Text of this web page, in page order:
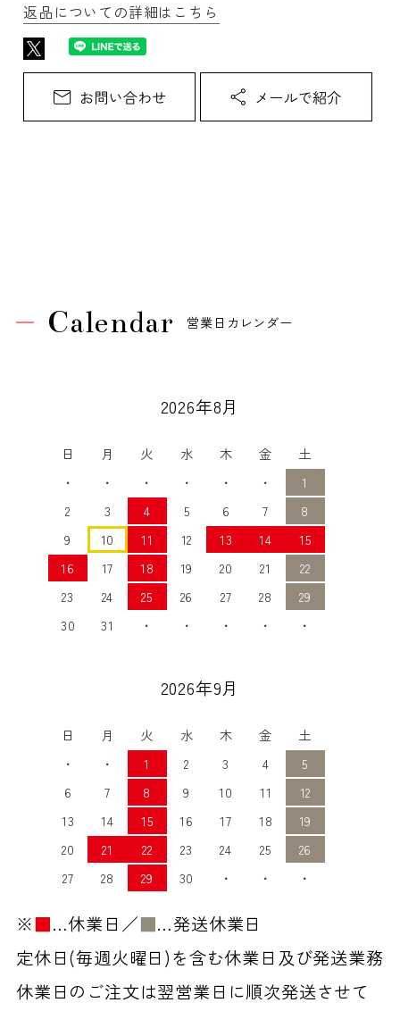
返品についての詳細はこちら
Calendar 営業日カレンダー
2026年8月
日 月 火 水 木 金
土
・
・ ・ ・ ・ ・
1
2
3 4 5 6 7
8
9
10 11 12 13 14
15
16
17 18 19 20 21
22
23
24 25 26 27 28
29
30
31 ・ ・ ・ ・ ・
2026年9月
日 月 火 水 木 金
土
・
・ 1 2 3 4
5
6
7 8 9 10 11
12
13
14 15 16 17 18
19
20
21 22 23 24 25
26
27
28 29 30 ・ ・ ・
※■…休業日／■…発送休業日
定休日(毎週火曜日)を含む休業日及び発送業務
休業日のご注文は翌営業日に順次発送させて